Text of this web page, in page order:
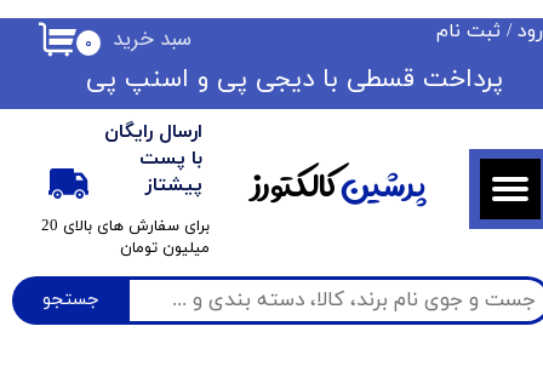
جستجو
ارسال رایگان
با پست
پیشتاز
​برای سفارش های بالای 20
میلیون تومان
۰ سبد خرید / ثبت نام
حساب کاربری من
تغییر گذر واژه
سفارشات
خروج از حساب کاربری
​​پرداخت قسطی با دیجی پی ​​​​​​​و اسنپ پی
پرشینکالکتورز